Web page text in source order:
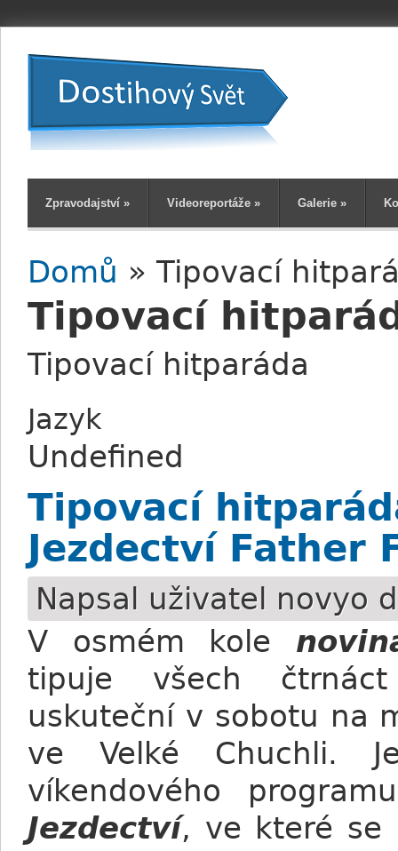
Zpravodajství » Videoreportáže » Galerie »
Jste zde
Domů » Tipovací
Tipovací
Tipovací hitparáda
Jazyk
Undefined
Tipovací
Jezdectví Father
Napsal uživatel novyo
V osmém kole
tipuje všech
uskuteční v sobotu na
ve Velké Chuchli.
víkendového
Jezdectví, ve které se